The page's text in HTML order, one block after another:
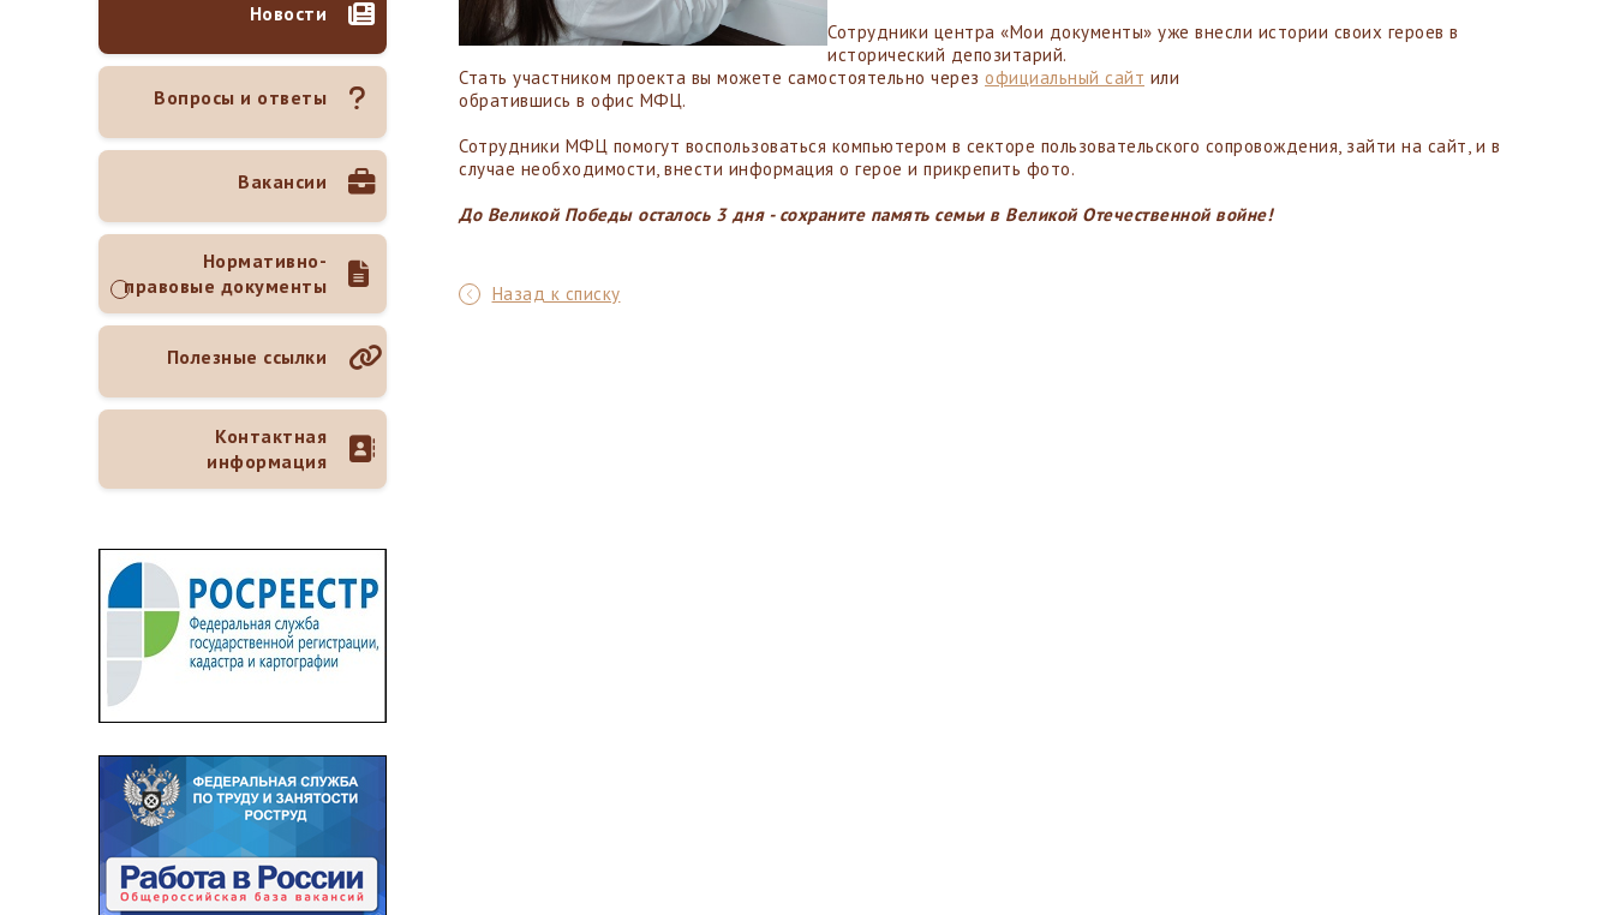
Новости
Вопросы и ответы
Вакансии
Нормативно-
правовые документы
Полезные ссылки
Контактная
информация
Сотрудники центра «Мои документы» уже внесли истории своих героев в
исторический депозитарий.
Стать участником проекта вы можете самостоятельно через официальный сайт или
обратившись в офис МФЦ.
Сотрудники МФЦ помогут воспользоваться компьютером в секторе пользовательского сопровождения, зайти на сайт, и в
случае необходимости, внести информация о герое и прикрепить фото.
До Великой Победы осталось 3 дня - сохраните память семьи в Великой Отечественной войне!
Назад к списку